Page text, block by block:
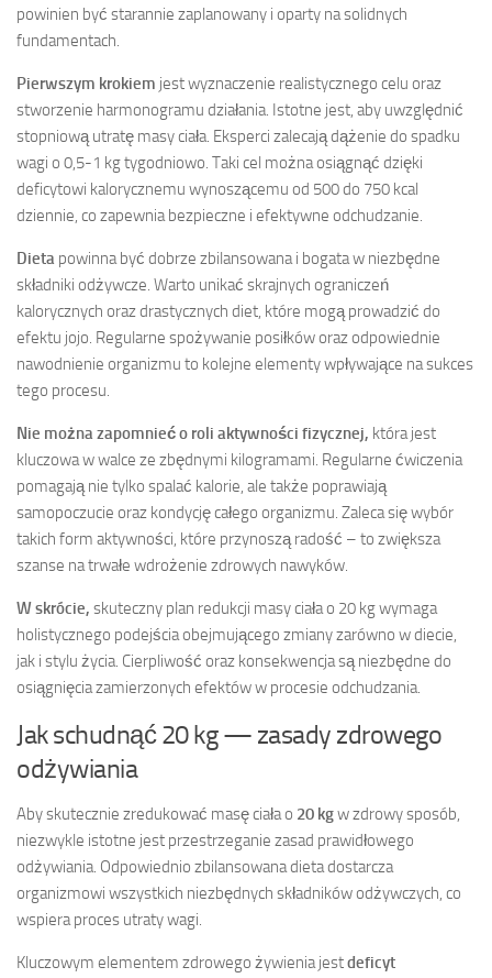
powinien być starannie zaplanowany i oparty na solidnych
fundamentach.
Pierwszym krokiem jest wyznaczenie realistycznego celu oraz
stworzenie harmonogramu działania. Istotne jest, aby uwzględnić
stopniową utratę masy ciała. Eksperci zalecają dążenie do spadku
wagi o 0,5-1 kg tygodniowo. Taki cel można osiągnąć dzięki
deficytowi kalorycznemu wynoszącemu od 500 do 750 kcal
dziennie, co zapewnia bezpieczne i efektywne odchudzanie.
Dieta powinna być dobrze zbilansowana i bogata w niezbędne
składniki odżywcze. Warto unikać skrajnych ograniczeń
kalorycznych oraz drastycznych diet, które mogą prowadzić do
efektu jojo. Regularne spożywanie posiłków oraz odpowiednie
nawodnienie organizmu to kolejne elementy wpływające na sukces
tego procesu.
Nie można zapomnieć o roli aktywności fizycznej, która jest
kluczowa w walce ze zbędnymi kilogramami. Regularne ćwiczenia
pomagają nie tylko spalać kalorie, ale także poprawiają
samopoczucie oraz kondycję całego organizmu. Zaleca się wybór
takich form aktywności, które przynoszą radość – to zwiększa
szanse na trwałe wdrożenie zdrowych nawyków.
W skrócie, skuteczny plan redukcji masy ciała o 20 kg wymaga
holistycznego podejścia obejmującego zmiany zarówno w diecie,
jak i stylu życia. Cierpliwość oraz konsekwencja są niezbędne do
osiągnięcia zamierzonych efektów w procesie odchudzania.
Jak schudnąć 20 kg — zasady zdrowego
odżywiania
Aby skutecznie zredukować masę ciała o 20 kgw zdrowy sposób,
niezwykle istotne jest przestrzeganie zasad prawidłowego
odżywiania. Odpowiednio zbilansowana dieta dostarcza
organizmowi wszystkich niezbędnych składników odżywczych, co
wspiera proces utraty wagi.
Kluczowym elementem zdrowego żywienia jestdeficyt